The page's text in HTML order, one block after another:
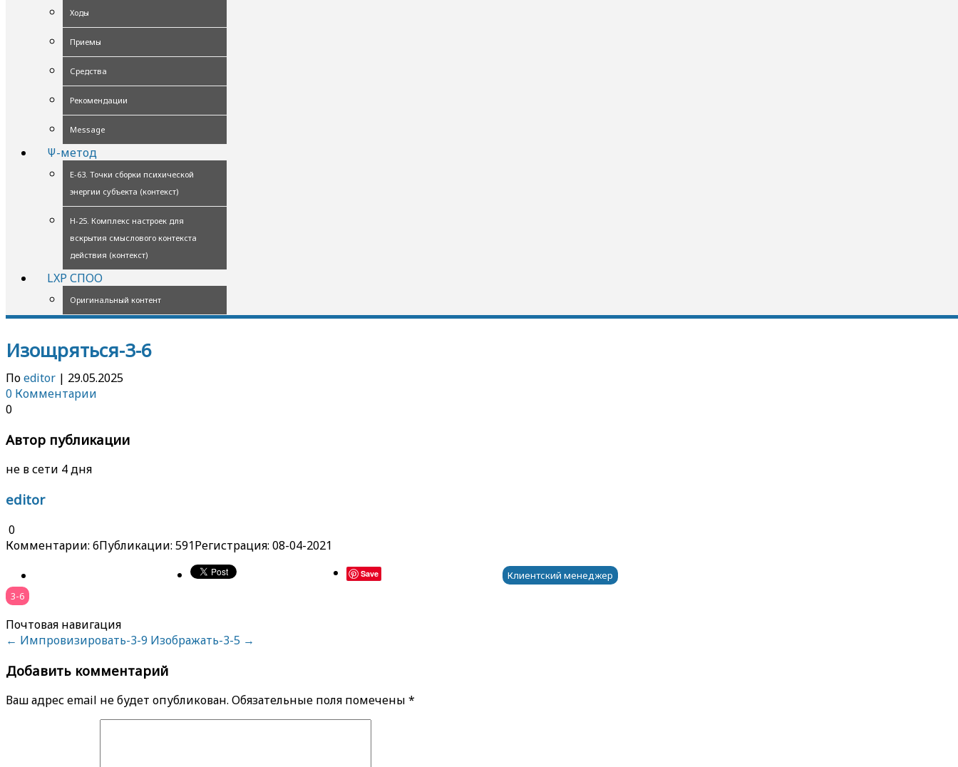
Ходы
Приемы
Средства
Рекомендации
Message
Ψ-метод
Е-63. Точки сборки психической
энергии субъекта (контекст)
Н-25. Комплекс настроек для
вскрытия смыслового контекста
действия (контекст)
LXP СПОО
Оригинальный контент
Изощряться-3-6
Поeditor | 29.05.2025
0 Комментарии
0
Автор публикации
не в сети 4 дня
editor
0
Комментарии: 6Публикации: 591Регистрация: 08-04-2021
Save
Клиентский менеджер
3-6
Почтовая навигация
← Импровизировать-3-9 Изображать-3-5 →
Добавить комментарий
Ваш адрес email не будет опубликован. Обязательные поля помечены *